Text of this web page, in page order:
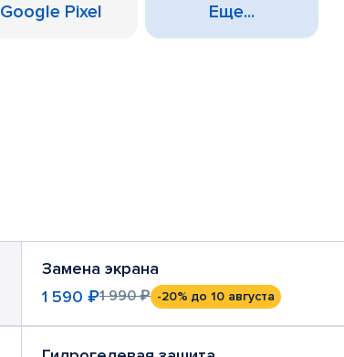
Google Pixel Еще...
Замена экрана
1 590 ₽1 990 ₽ -20% до 10 августа